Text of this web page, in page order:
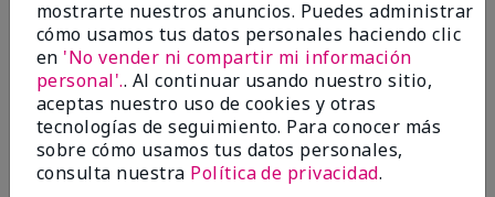
5
Just Love!
Enviado Hace 9 meses
porSue
deGarfield, NJ
Comprador verificado
mostrarte nuestros anuncios. Puedes administrar
cómo usamos tus datos personales haciendo clic
en 'No vender ni compartir mi información
personal'.. Al continuar usando nuestro sitio,
aceptas nuestro uso de cookies y otras
tecnologías de seguimiento. Para conocer más
sobre cómo usamos tus datos personales,
consulta nuestra Política de privacidad.